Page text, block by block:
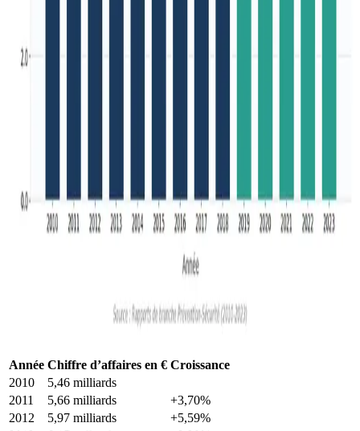
Année Chiffre d’affaires en € Croissance
2010
5,46 milliards
2011
5,66 milliards
+3,70%
2012
5,97 milliards
+5,59%